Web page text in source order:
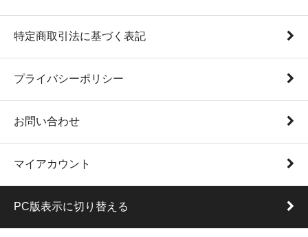
特定商取引法に基づく表記
プライバシーポリシー
お問い合わせ
マイアカウント
PC版表示に切り替える